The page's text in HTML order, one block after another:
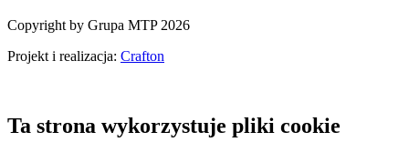
Copyright by Grupa MTP 2026
Projekt i realizacja: Crafton
Ta strona wykorzystuje pliki cookie